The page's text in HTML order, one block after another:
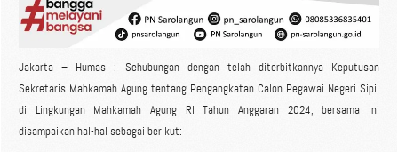
Jakarta – Humas : Sehubungan dengan telah diterbitkannya Keputusan
Sekretaris Mahkamah Agung tentang Pengangkatan Calon Pegawai Negeri Sipil
di Lingkungan Mahkamah Agung RI Tahun Anggaran 2024, bersama ini
disampaikan hal-hal sebagai berikut: